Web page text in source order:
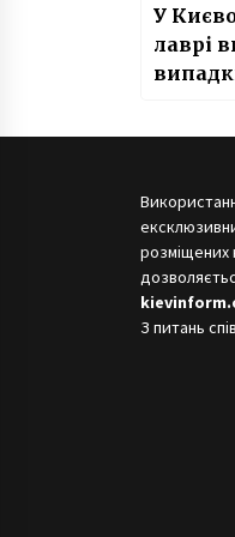
У
лаврі
розміщених
З питань